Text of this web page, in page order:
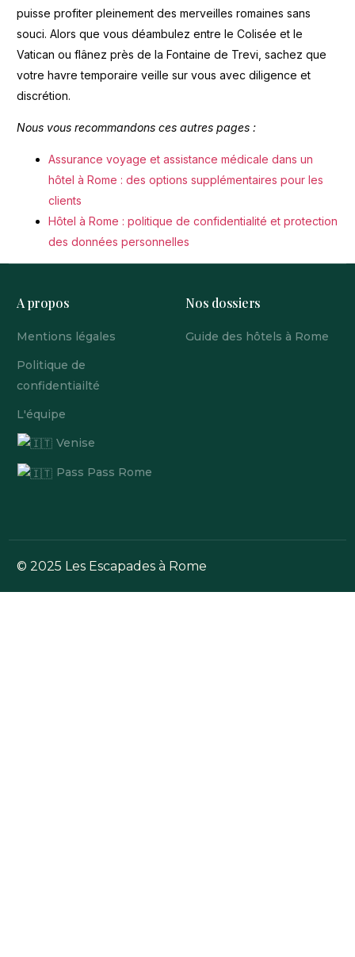
puisse profiter pleinement des merveilles romaines sans
souci. Alors que vous déambulez entre le Colisée et le
Vatican ou flânez près de la Fontaine de Trevi, sachez que
votre havre temporaire veille sur vous avec diligence et
discrétion.
Nous vous recommandons ces autres pages :
Assurance voyage et assistance médicale dans un
hôtel à Rome : des options supplémentaires pour les
clients
Hôtel à Rome : politique de confidentialité et protection
des données personnelles
A propos
Mentions légales
Politique de
confidentiailté
L'équipe
Venise
Pass Pass Rome
Nos dossiers
Guide des hôtels à Rome
© 2025 Les Escapades à Rome